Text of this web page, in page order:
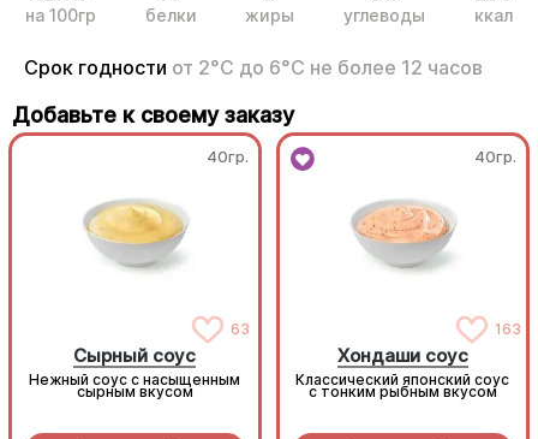
на 100гр белки жиры углеводы ккал
Срок годности от 2°С до 6°С не более 12 часов
Добавьте к своему заказу
40гр.
63
Сырный соус
Нежный соус с насыщенным
сырным вкусом
40гр.
163
Хондаши соус
Классический японский соус
с тонким рыбным вкусом